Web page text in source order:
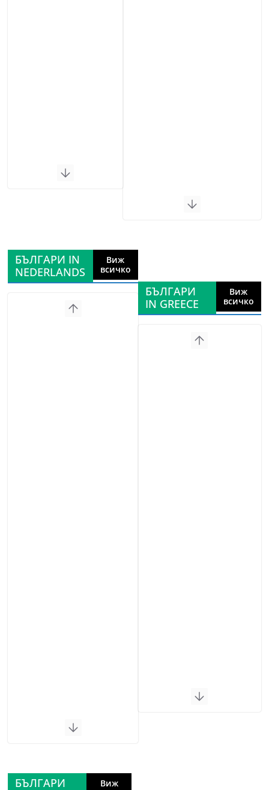
БЪЛГАРИ IN
NEDERLANDS
Виж
всичко
БЪЛГАРИ
IN GREECE
Виж
всичко
БЪЛГАРИ
Виж